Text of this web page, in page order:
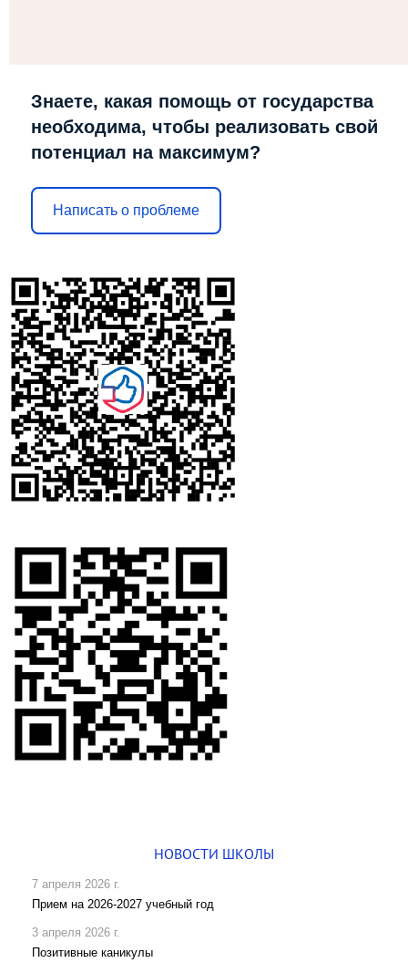
Знаете, какая помощь от государства
необходима, чтобы реализовать свой
потенциал на максимум?
Написать о проблеме
НОВОСТИ ШКОЛЫ
7 апреля 2026 г.
Прием на 2026-2027 учебный год
3 апреля 2026 г.
Позитивные каникулы